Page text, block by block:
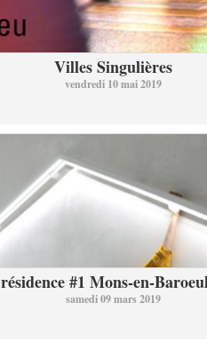
Villes Singulières
vendredi 10 mai 2019
résidence #1 Mons-en-
samedi 09 mars 2019